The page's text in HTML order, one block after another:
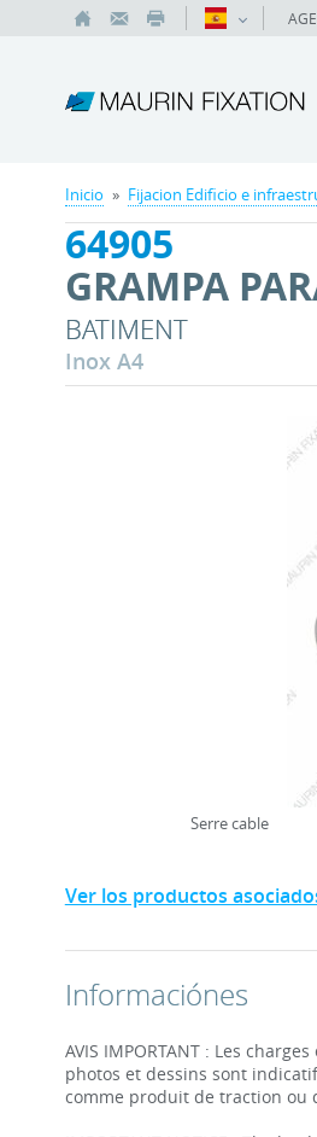
Inicio » Fijacion Edificio e
64905
GRAMPA
BATIMENT
Inox A4
Serre cable
Ver los productos
Informaciónes
AVIS IMPORTANT : Les
photos et dessins sont
comme produit de traction ou